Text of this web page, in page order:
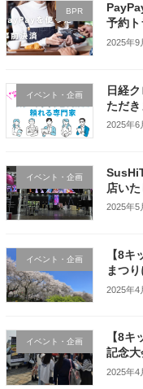
BPR
予約
2025年9
イベント・企画
日経
ただき
2025年6
イベント・企画
店い
2025年5
イベント・企画
【8
まつ
2025年4
イベント・企画
【8
記念大
2025年4